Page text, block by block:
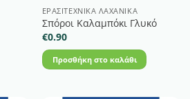
ΕΡΑΣΙΤΕΧΝΙΚΆ ΛΑΧΑΝΙΚΆ
Σπόροι Καλαμπόκι Γλυκό
€0.90
Προσθήκη στο καλάθι